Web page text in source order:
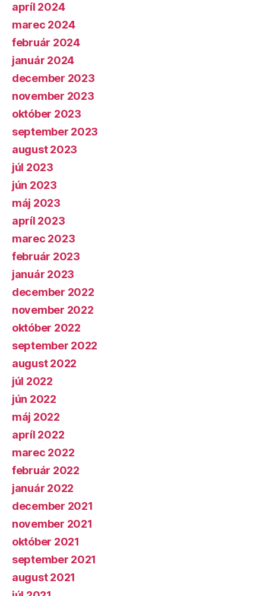
apríl 2024
marec 2024
február 2024
január 2024
december 2023
november 2023
október 2023
september 2023
august 2023
júl 2023
jún 2023
máj 2023
apríl 2023
marec 2023
február 2023
január 2023
december 2022
november 2022
október 2022
september 2022
august 2022
júl 2022
jún 2022
máj 2022
apríl 2022
marec 2022
február 2022
január 2022
december 2021
november 2021
október 2021
september 2021
august 2021